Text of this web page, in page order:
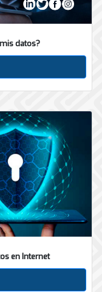
datos?
en Internet